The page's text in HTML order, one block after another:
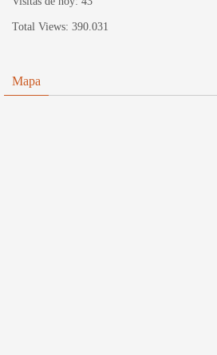
Total Views: 390.031
Mapa